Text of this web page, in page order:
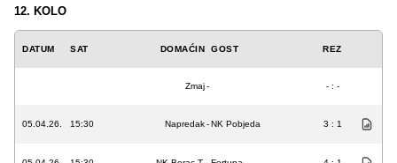
12. KOLO
DATUM SAT DOMAĆIN GOST REZ
Zmaj- - : -
05.04.26. 15:30 Napredak-NK Pobjeda 3 : 1